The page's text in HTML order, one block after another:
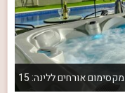
מקסימום אורחים ללינה: 15